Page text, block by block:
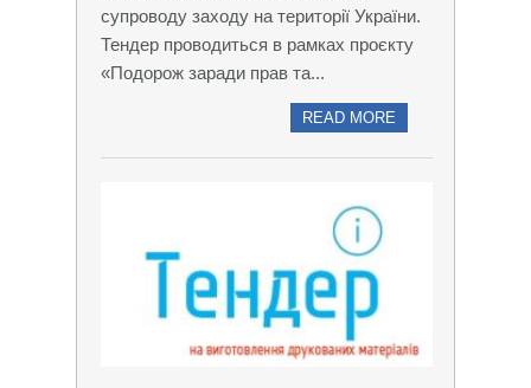
супроводу заходу на території України.
Тендер проводиться в рамках проєкту
«Подорож заради прав та...
READ MORE